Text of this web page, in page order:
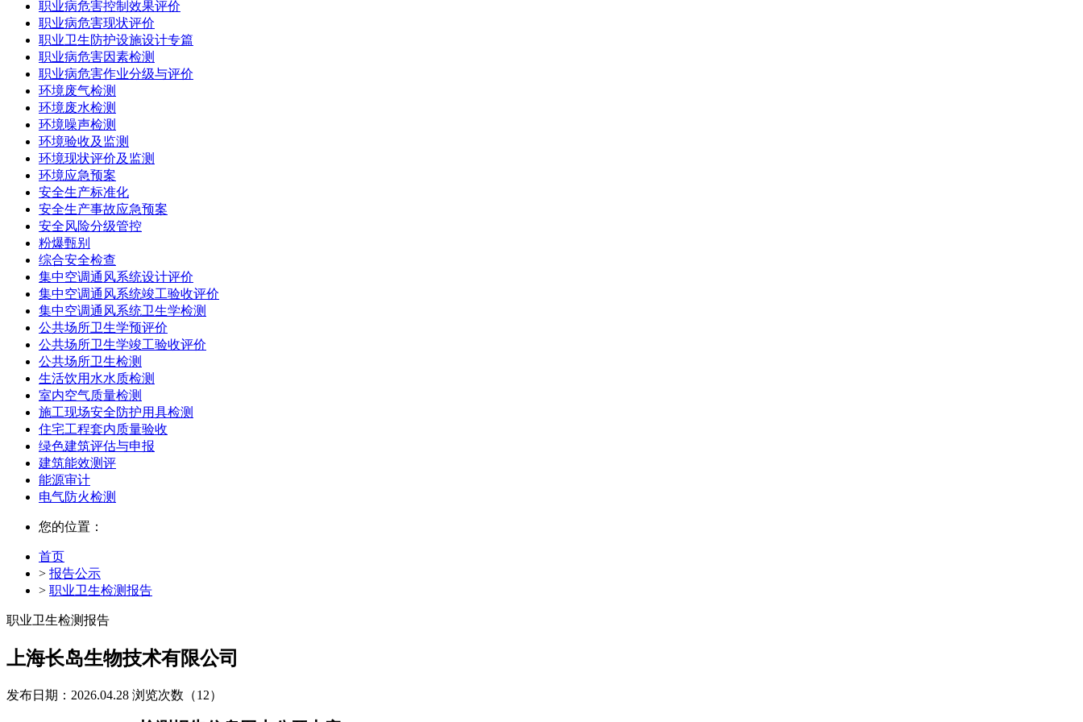
职业病危害控制效果评价
职业病危害现状评价
职业卫生防护设施设计专篇
职业病危害因素检测
职业病危害作业分级与评价
环境废气检测
环境废水检测
环境噪声检测
环境验收及监测
环境现状评价及监测
环境应急预案
安全生产标准化
安全生产事故应急预案
安全风险分级管控
粉爆甄别
综合安全检查
集中空调通风系统设计评价
集中空调通风系统竣工验收评价
集中空调通风系统卫生学检测
公共场所卫生学预评价
公共场所卫生学竣工验收评价
公共场所卫生检测
生活饮用水水质检测
室内空气质量检测
施工现场安全防护用具检测
住宅工程套内质量验收
绿色建筑评估与申报
建筑能效测评
能源审计
电气防火检测
您的位置：
首页
> 报告公示
> 职业卫生检测报告
职业卫生检测报告
上海长岛生物技术有限公司
发布日期：2026.04.28 浏览次数（12）